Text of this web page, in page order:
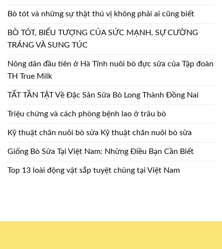
Bò tót và những sự thật thú vị không phải ai cũng biết
BÒ TÓT, BIỂU TƯỢNG CỦA SỨC MẠNH, SỰ CƯỜNG
TRÁNG VÀ SUNG TÚC
Nông dân đầu tiên ở Hà Tĩnh nuôi bò đực sữa của Tập đoàn
TH True Milk
TẤT TẦN TẬT Về Đặc Sản Sữa Bò Long Thành Đồng Nai
Triệu chứng và cách phòng bệnh lao ở trâu bò
Kỹ thuật chăn nuôi bò sữa Kỹ thuật chăn nuôi bò sữa
Giống Bò Sữa Tại Việt Nam: Những Điều Bạn Cần Biết
Top 13 loài động vật sắp tuyệt chủng tại Việt Nam